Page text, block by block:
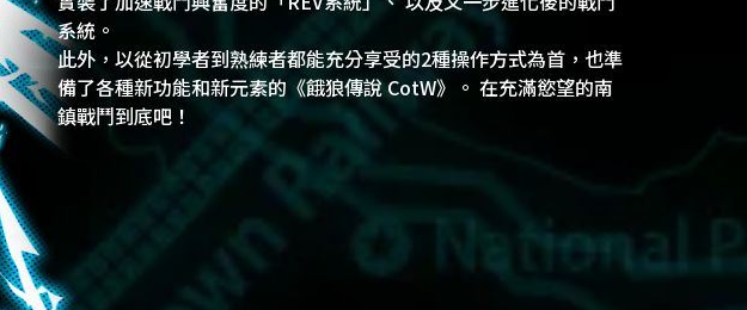
系統。
此外，以從初學者到熟練者都能充分享受的2種操作方式為首，也準
備了各種新功能和新元素的《餓狼傳說 CotW》。 在充滿慾望的南
鎮戰鬥到底吧！